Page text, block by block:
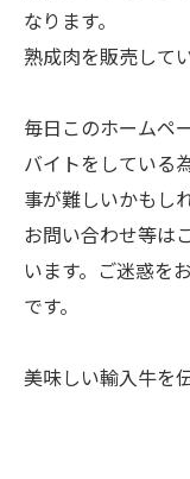
なります。
熟成肉を販売して
毎日このホームペ
バイトをしている
事が難しいかもし
お問い合わせ等は
います。ご迷惑を
です。
美味しい輸入牛を